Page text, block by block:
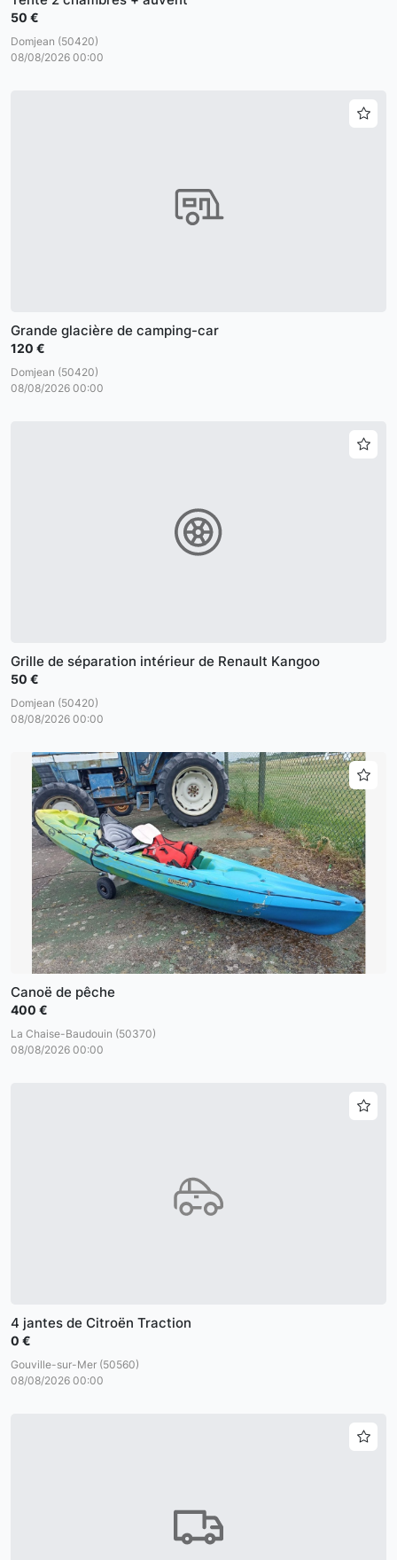
50 €
Domjean (50420)
08/08/2026 00:00
Grande glacière de camping-car
120 €
Domjean (50420)
08/08/2026 00:00
Grille de séparation intérieur de Renault Kangoo
50 €
Domjean (50420)
08/08/2026 00:00
Canoë de pêche
400 €
La Chaise-Baudouin (50370)
08/08/2026 00:00
4 jantes de Citroën Traction
0 €
Gouville-sur-Mer (50560)
08/08/2026 00:00